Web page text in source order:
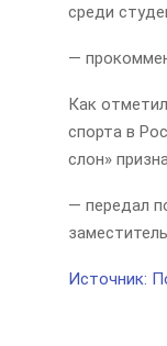
среди
—
Как
спорта в
слон»
— передал
Источник: